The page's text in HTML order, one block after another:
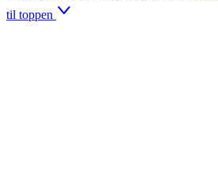
til toppen